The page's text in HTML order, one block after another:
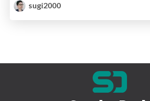
sugi2000